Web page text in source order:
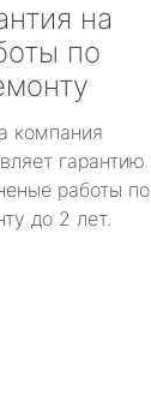
на
по
компания
гарантию
работы по
до 2 лет.